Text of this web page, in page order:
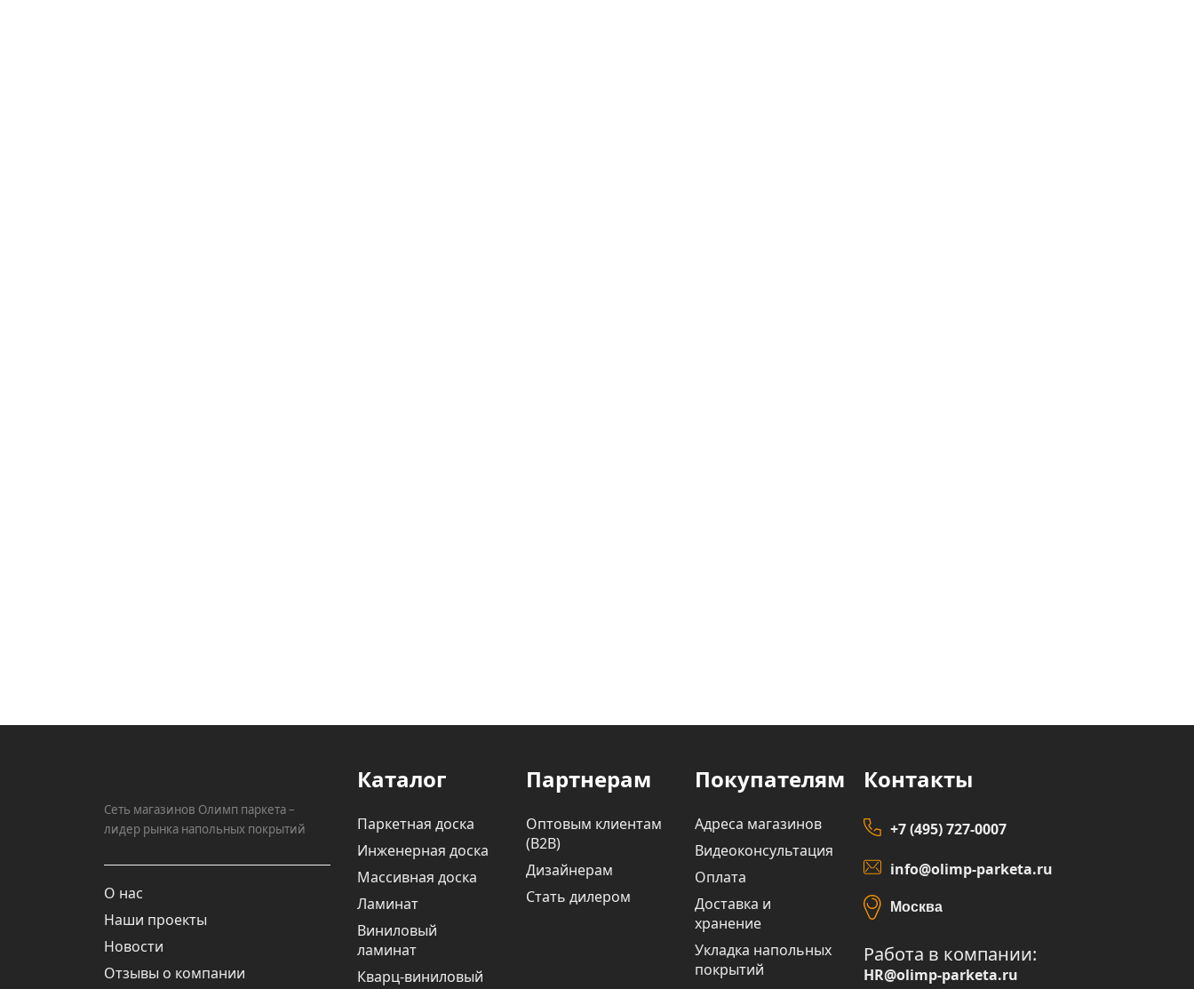
Сеть магазинов Олимп паркета –
лидер рынка напольных покрытий
О нас
Наши проекты
Новости
Отзывы о компании
Каталог
Паркетная доска
Инженерная доска
Массивная доска
Ламинат
Виниловый
ламинат
Кварц-виниловый
Партнерам
Оптовым клиентам
(В2В)
Дизайнерам
Стать дилером
Покупателям
Адреса магазинов
Видеоконсультация
Оплата
Доставка и
хранение
Укладка напольных
покрытий
Контакты
+7 (495) 727-0007
info@olimp-parketa.ru
Москва
Работа в компании:
HR@olimp-parketa.ru